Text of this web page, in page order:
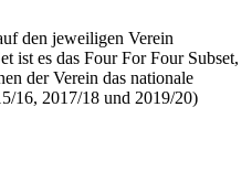
den jeweiligen Verein
ist es das Four For Four Subset,
der Verein das nationale
16, 2017/18 und 2019/20)